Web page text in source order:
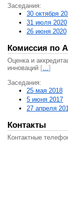
Заседания:
30 октября
31 июля 2020
26 июня 2020
Комиссия по
Оценка и
инноваций […]
Заседания:
25 мая 2018
5 июня 2017
27 апреля
Контакты
Контактные